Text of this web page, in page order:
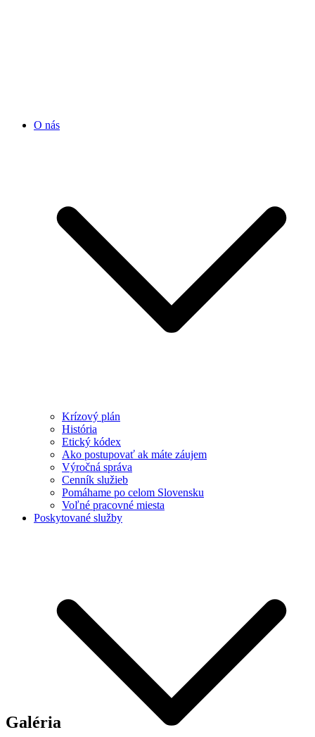
O nás
Krízový plán
História
Etický kódex
Ako postupovať ak máte záujem
Výročná správa
Cenník služieb
Pomáhame po celom Slovensku
Voľné pracovné miesta
Poskytované služby
Galéria